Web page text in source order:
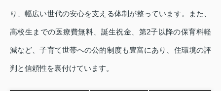
り、幅広い世代の安心を支える体制が整っています。また、
高校生までの医療費無料、誕生祝金、第2子以降の保育料軽
減など、子育て世帯への公的制度も豊富にあり、住環境の評
判と信頼性を裏付けています。